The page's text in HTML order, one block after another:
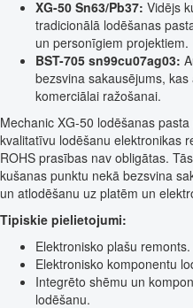
XG-50 Sn63/Pb37: Vidējs
tradicionālā lodēšanas
un personīgiem projektiem.
BST-705 sn99cu07ag03:
bezsvina sakausējums,
komerciālai ražošanai.
Mechanic XG-50 lodēšanas
kvalitatīvu lodēšanu elektronikas
ROHS prasības nav obligātas.
kušanas punktu nekā bezsvina
un atlodēšanu uz platēm un
Tipiskie pielietojumi:
Elektronisko plašu remonts.
Elektronisko komponentu
Integrēto shēmu un
lodēšanu.